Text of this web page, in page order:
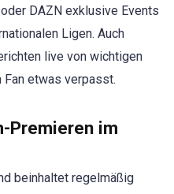
DAZN exklusive Events
Ligen. Auch
live von wichtigen
etwas verpasst.
Premieren im
beinhaltet regelmäßig